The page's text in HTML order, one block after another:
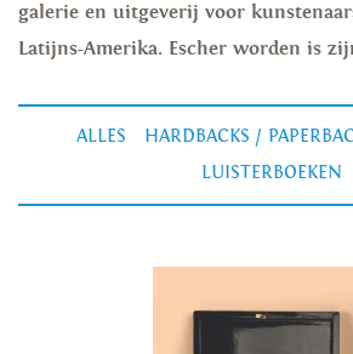
galerie en uitgeverij voor
Latijns-Amerika. Escher worden is
ALLES HARDBACKS /
LUISTERBOEKEN